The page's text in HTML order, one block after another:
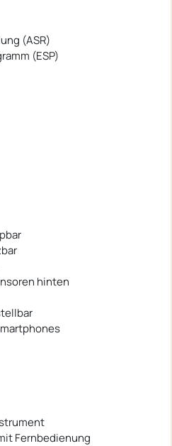
(ASR)
(ESP)
hinten
Fernbedienung